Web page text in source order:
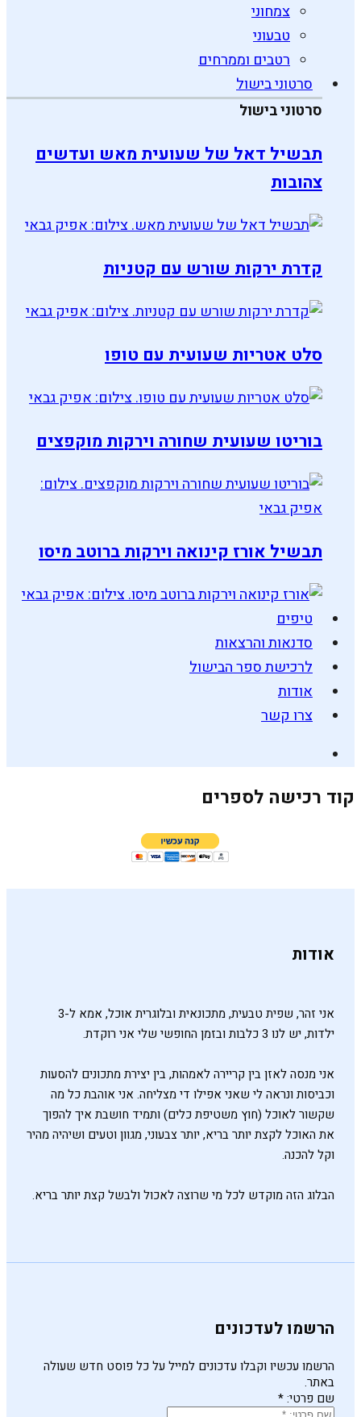
צמחוני
טבעוני
רטבים וממרחים
סרטוני בישול
סרטוני בישול
תבשיל דאל של שעועית מאש ועדשים
צהובות
קדרת ירקות שורש עם קטניות
סלט אטריות שעועית עם טופו
בוריטו שעועית שחורה וירקות מוקפצים
תבשיל אורז קינואה וירקות ברוטב מיסו
טיפים
סדנאות והרצאות
לרכישת ספר הבישול
אודות
צרו קשר
קוד רכישה לספרים
אודות
אני זהר, שפית טבעית, מתכונאית ובלוגרית אוכל, אמא ל-3
ילדות, יש לנו 3 כלבות ובזמן החופשי שלי אני רוקדת.
אני מנסה לאזן בין קריירה לאמהות, בין יצירת מתכונים להסעות
וכביסות ונראה לי שאני אפילו די מצליחה. אני אוהבת כל מה
שקשור לאוכל (חוץ משטיפת כלים) ותמיד חושבת איך להפוך
את האוכל לקצת יותר בריא, יותר צבעוני, מגוון וטעים ושיהיה מהיר
וקל להכנה.
הבלוג הזה מוקדש לכל מי שרוצה לאכול ולבשל קצת יותר בריא.
הרשמו לעדכונים
הרשמו עכשיו וקבלו עדכונים למייל על כל פוסט חדש שעולה
באתר.
שם פרטי:*